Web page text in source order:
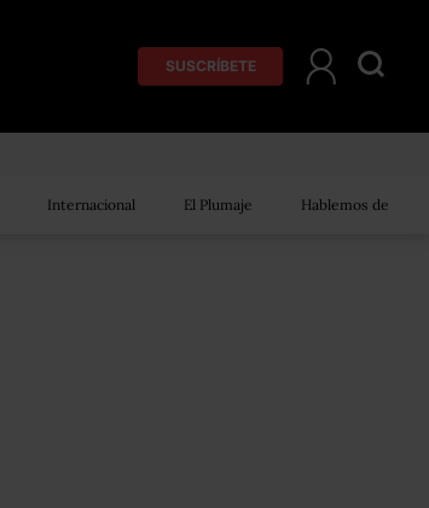
SUSCRÍBETE
Internacional El Plumaje Hablemos de